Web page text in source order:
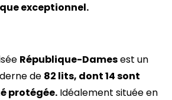
exceptionnel.
République-Damesest un
de 82 lits, dont 14 sont
protégée. Idéalement située en